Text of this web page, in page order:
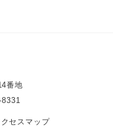
番地
クセスマップ